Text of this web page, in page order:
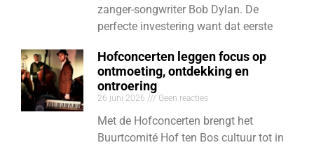
zanger-songwriter Bob Dylan. De
perfecte investering want dat eerste
Hofconcerten leggen focus op
ontmoeting, ontdekking en
ontroering
26 juni 2026 Geen reacties
Met de Hofconcerten brengt het
Buurtcomité Hof ten Bos cultuur tot in